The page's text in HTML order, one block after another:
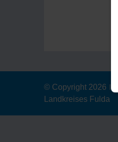
© Copyright 2026 |
Landkreises Fulda